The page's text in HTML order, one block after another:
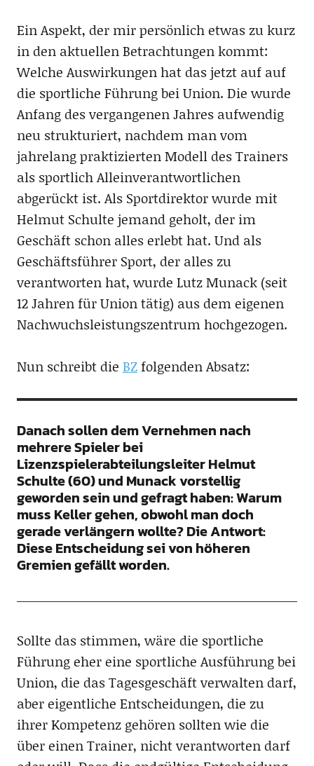
Ein Aspekt, der mir persönlich etwas zu kurz
in den aktuellen Betrachtungen kommt:
Welche Auswirkungen hat das jetzt auf auf
die sportliche Führung bei Union. Die wurde
Anfang des vergangenen Jahres aufwendig
neu strukturiert, nachdem man vom
jahrelang praktizierten Modell des Trainers
als sportlich Alleinverantwortlichen
abgerückt ist. Als Sportdirektor wurde mit
Helmut Schulte jemand geholt, der im
Geschäft schon alles erlebt hat. Und als
Geschäftsführer Sport, der alles zu
verantworten hat, wurde Lutz Munack (seit
12 Jahren für Union tätig) aus dem eigenen
Nachwuchsleistungszentrum hochgezogen.
Nun schreibt die BZfolgenden Absatz:
Danach sollen dem Vernehmen nach
mehrere Spieler bei
Lizenzspielerabteilungsleiter Helmut
Schulte (60) und Munack vorstellig
geworden sein und gefragt haben: Warum
muss Keller gehen, obwohl man doch
gerade verlängern wollte? Die Antwort:
Diese Entscheidung sei von höheren
Gremien gefällt worden.
Sollte das stimmen, wäre die sportliche
Führung eher eine sportliche Ausführung bei
Union, die das Tagesgeschäft verwalten darf,
aber eigentliche Entscheidungen, die zu
ihrer Kompetenz gehören sollten wie die
über einen Trainer, nicht verantworten darf